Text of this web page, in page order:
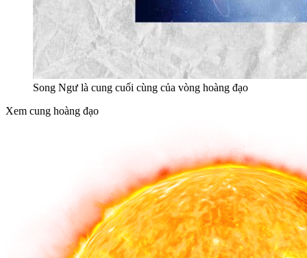
Song Ngư là cung cuối cùng của vòng hoàng đạo
Xem cung hoàng đạo